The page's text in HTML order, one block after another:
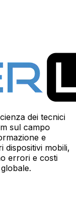
dei tecnici
sul campo
e
dispositivi mobili,
errori e costi